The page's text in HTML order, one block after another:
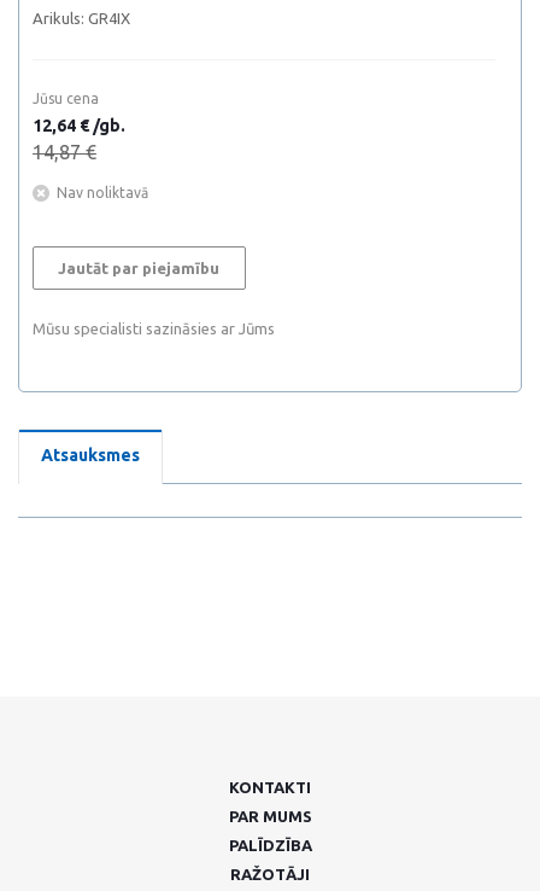
Arikuls: GR4IX
Jūsu cena
12,64 € /gb.
14,87 €
Nav noliktavā
Jautāt par piejamību
Mūsu specialisti sazināsies ar Jūms
Atsauksmes
KONTAKTI
PAR MUMS
PALĪDZĪBA
RAŽOTĀJI